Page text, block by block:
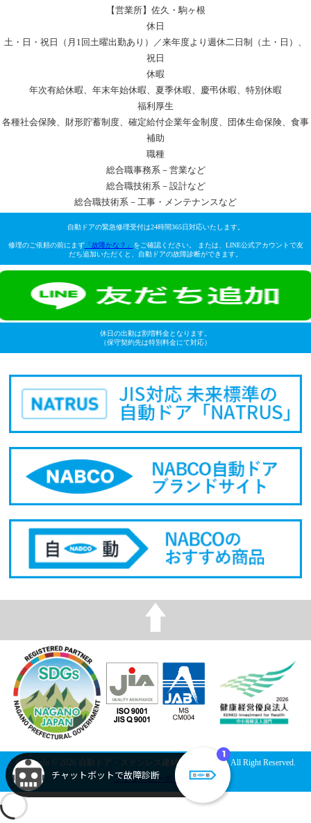
【営業所】佐久・駒ヶ根
休日
土・日・祝日（月1回土曜出勤あり）／来年度より週休二日制（土・日）、
祝日
休暇
年次有給休暇、年末年始休暇、夏季休暇、慶弔休暇、特別休暇
福利厚生
各種社会保険、財形貯蓄制度、確定給付企業年金制度、団体生命保険、食事
補助
職種
総合職事務系－営業など
総合職技術系－設計など
総合職技術系－工事・メンテナンスなど
自動ドアの緊急修理受付は24時間365日対応いたします。
修理のご依頼の前にまず「故障かな？」
をご確認ください。 または、LINE公式アカウントで友
だち追加いただくと、自動ドアの故障診断ができます。
休日の出動は割増料金となります。
（保守契約先は特別料金にて対応）
Copyright © 2026 自動ドア・ステンレス建材の長野ナブコ All Right Reserved.
プライバシーポリシー